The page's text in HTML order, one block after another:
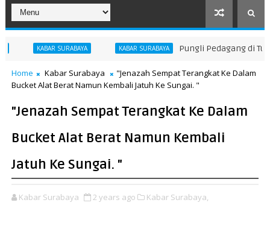
KABAR SURABAYA Pungli Pedagang di Tugu Pahlawan
Home Kabar Surabaya
"Jenazah Sempat Terangkat Ke Dalam
Bucket Alat Berat Namun Kembali Jatuh Ke Sungai. "
"Jenazah Sempat Terangkat Ke Dalam
Bucket Alat Berat Namun Kembali
Jatuh Ke Sungai. "
Kabar Surabaya 2 years ago Kabar Surabaya,